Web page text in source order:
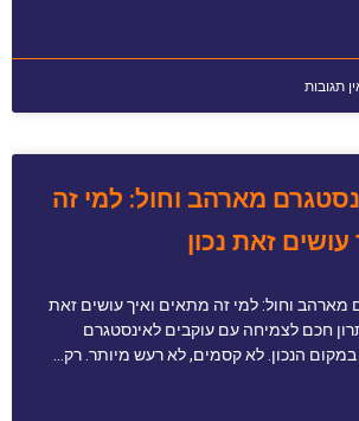
תגובות
מארהב וחול: למי זה
זאת נכון
מארהב וחול: למי זה מתאים ואיך עושים זאת
חכם לצמיחה עם עוקבים לאינסטגרם
הנכון. לא קסמים, לא רעש מיותר. רק…